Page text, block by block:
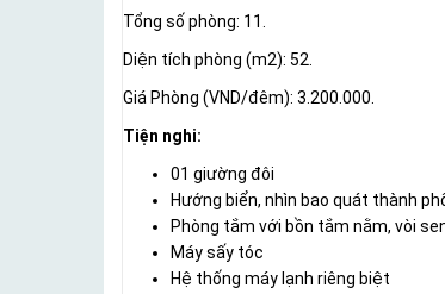
Tổng số phòng: 11.
Diện tích phòng (m2): 52.
Giá Phòng (VND/đêm): 3.200.000.
Tiện nghi:
01 giường đôi
Hướng biển, nhìn bao quát thành
Phòng tắm với bồn tắm nằm, vòi
Máy sấy tóc
Hệ thống máy lạnh riêng biệt